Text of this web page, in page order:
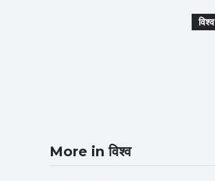
विश्व
More in विश्व